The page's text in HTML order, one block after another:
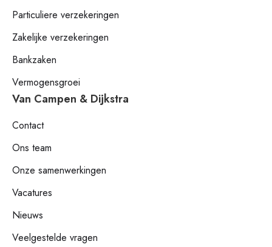
Particuliere verzekeringen
Zakelijke verzekeringen
Bankzaken
Vermogensgroei
Van Campen & Dijkstra
Contact
Ons team
Onze samenwerkingen
Vacatures
Nieuws
Veelgestelde vragen